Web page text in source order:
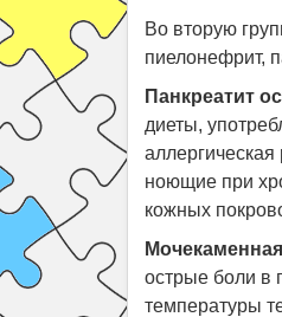
Во вторую
пиелонефрит,
Панкреатит
диеты,
ноющие при
кожных
острые боли в
температуры